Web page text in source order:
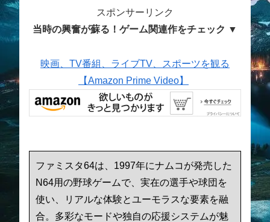
スポンサーリンク
当時の興奮が蘇る！ゲーム関連作をチェック ▼
映画、TV番組、ライブTV、スポーツを観る
【Amazon Prime Video】
ファミスタ64は、1997年にナムコが発売した
N64用の野球ゲームで、実在の選手や球団を
使い、リアルな体験とユーモラスな要素を融
合。多彩なモードや独自の応援システムが魅